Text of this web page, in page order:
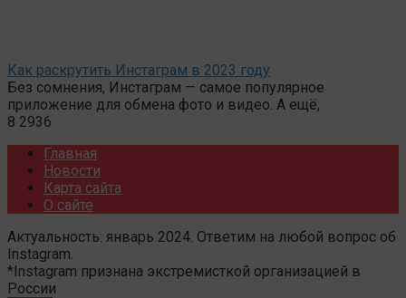
Как раскрутить Инстаграм в 2023 году
Без сомнения, Инстаграм — самое популярное
приложение для обмена фото и видео. А ещё,
8 2936
Главная
Новости
Карта сайта
О сайте
Актуальность: январь 2024. Ответим на любой вопрос об
Instagram.
*Instagram признана экстремисткой организацией в
России